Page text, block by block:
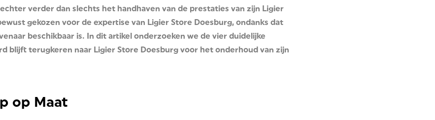
verder dan slechts het handhaven van de prestaties van zijn Ligier
gekozen voor de expertise van Ligier Store Doesburg, ondanks dat
beschikbaar is. In dit artikel onderzoeken we de vier duidelijke
blijft terugkeren naar Ligier Store Doesburg voor het onderhoud van zijn
op Maat